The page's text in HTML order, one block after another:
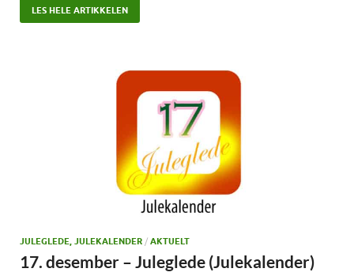
LES HELE ARTIKKELEN
JULEGLEDE, JULEKALENDER / AKTUELT
17. desember – Juleglede (Julekalender)